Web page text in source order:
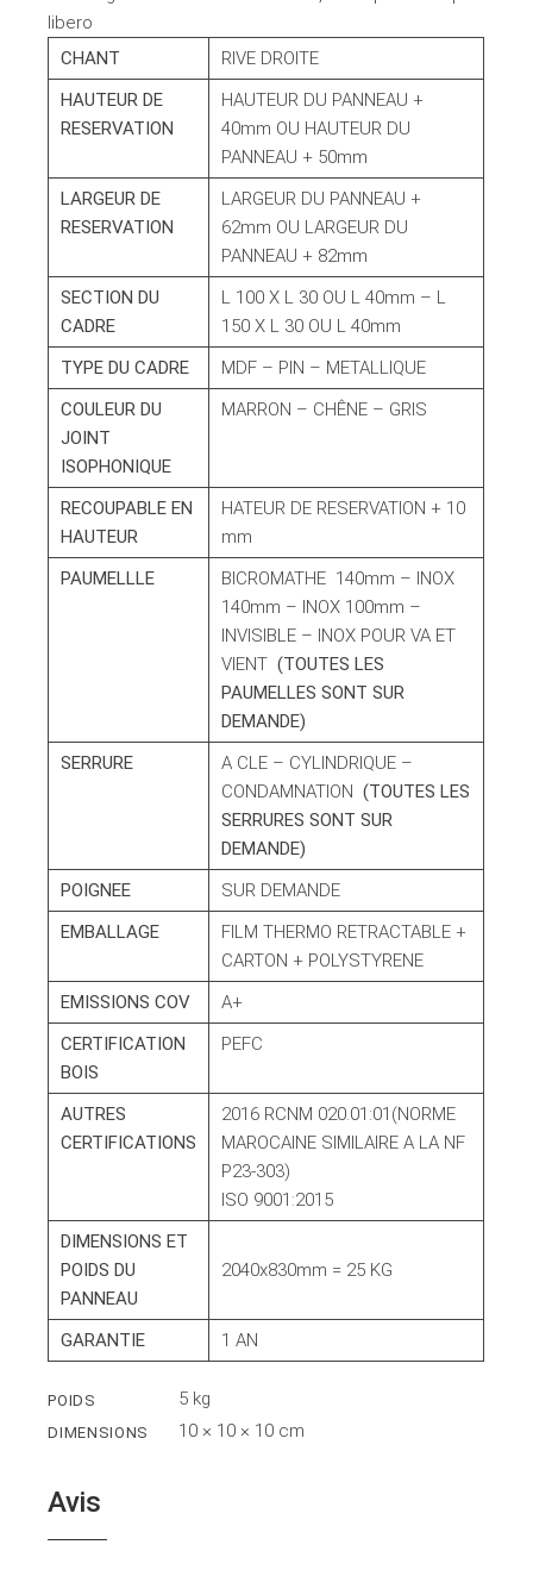
libero
CHANT
RIVE DROITE
HAUTEUR DE
RESERVATION
HAUTEUR DU PANNEAU +
40mm OU HAUTEUR DU
PANNEAU + 50mm
LARGEUR DE
RESERVATION
LARGEUR DU PANNEAU +
62mm OU LARGEUR DU
PANNEAU + 82mm
SECTION DU
CADRE
L 100 X L 30 OU L 40mm – L
150 X L 30 OU L 40mm
TYPE DU CADRE
MDF – PIN – METALLIQUE
COULEUR DU
JOINT
ISOPHONIQUE
MARRON – CHÊNE – GRIS
RECOUPABLE EN
HAUTEUR
HATEUR DE RESERVATION + 10
mm
PAUMELLLE
BICROMATHE 140mm – INOX
140mm – INOX 100mm –
INVISIBLE – INOX POUR VA ET
VIENT (TOUTES LES
PAUMELLES SONT SUR
DEMANDE)
SERRURE
A CLE – CYLINDRIQUE –
CONDAMNATION(TOUTES LES
SERRURES SONT SUR
DEMANDE)
POIGNEE
SUR DEMANDE
EMBALLAGE
FILM THERMO RETRACTABLE +
CARTON + POLYSTYRENE
EMISSIONS COV
A+
CERTIFICATION
BOIS
PEFC
AUTRES
CERTIFICATIONS
2016 RCNM 020.01:01(NORME
MAROCAINE SIMILAIRE A LA NF
P23-303)
ISO 9001:2015
DIMENSIONS ET
POIDS DU
PANNEAU
2040x830mm = 25 KG
GARANTIE 1 AN
POIDS 5 kg
DIMENSIONS 10 × 10 × 10 cm
Avis